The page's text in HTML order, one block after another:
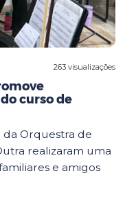
263 visualizações
curso de
da Orquestra de
realizaram uma
e amigos